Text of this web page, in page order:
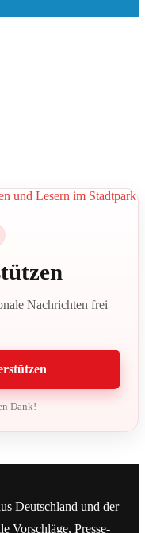
Nachrichten frei
Dank!
Deutschland und der
Vorschläge, Presse-